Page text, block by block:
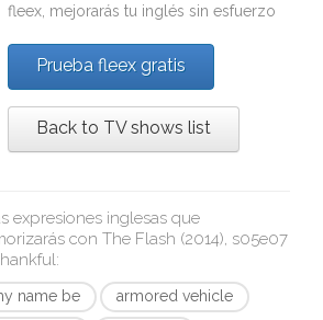
fleex , mejorarás tu inglés sin esfuerzo
Prueba fleex gratis
Back to TV shows list
expresiones inglesas que
con The Flash (2014), s05e07
:
name be
armored vehicle